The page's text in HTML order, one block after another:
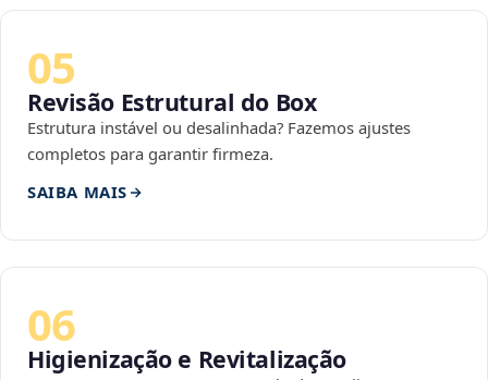
05
Revisão Estrutural do Box
Estrutura instável ou desalinhada? Fazemos ajustes
completos para garantir firmeza.
SAIBA MAIS
06
Higienização e Revitalização